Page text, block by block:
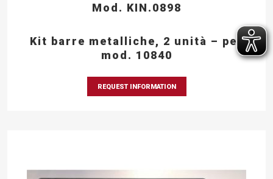
Mod. KIN.0898
Kit barre metalliche, 2 unità – per
mod. 10840
REQUEST INFORMATION